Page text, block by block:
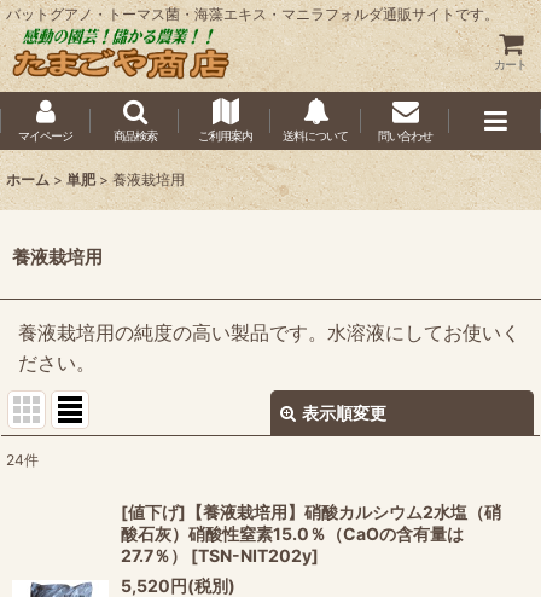
バットグアノ・トーマス菌・海藻エキス・マニラフォルダ通販サイトです。
カート
マイページ 商品検索 ご利用案内 送料について 問い合わせ
ホーム > 単肥 > 養液栽培用
養液栽培用
養液栽培用の純度の高い製品です。水溶液にしてお使いく
ださい。
表示順変更
24件
[値下げ]【養液栽培用】硝酸カルシウム2水塩（硝
酸石灰）硝酸性窒素15.0％（CaOの含有量は
27.7％）
[TSN-NIT202y]
5,520円(税別)